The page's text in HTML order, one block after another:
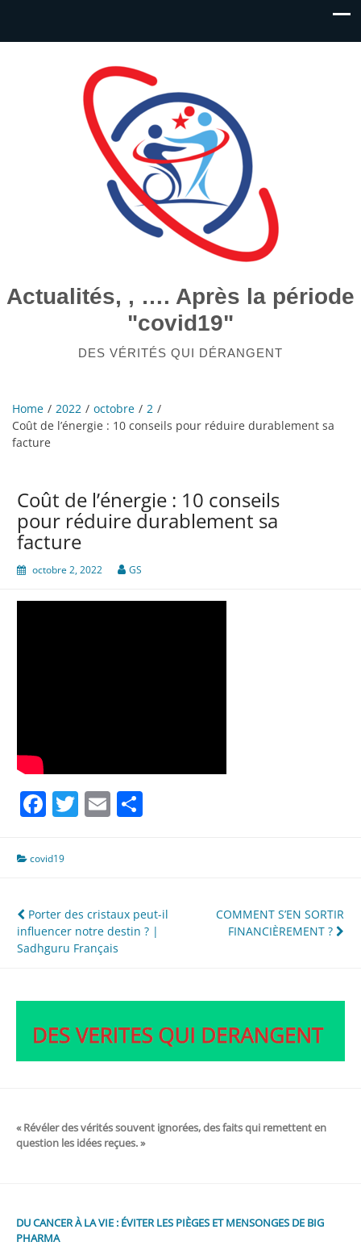
Actualités, , …. Après la période
"covid19"
DES VÉRITÉS QUI DÉRANGENT
Home 2022 octobre
2
Coût de l’énergie : 10 conseils pour réduire durablement sa
facture
Coût de l’énergie : 10 conseils
pour réduire durablement sa
facture
octobre 2, 2022 GS
Facebook
Twitter
Email
covid19
Navigation
de
Porter des cristaux peut-il
influencer notre destin ? |
Sadhguru Français
COMMENT S’EN SORTIR
FINANCIÈREMENT ?
« Révéler des vérités souvent ignorées, des faits qui remettent en
question les idées reçues. »
DU CANCER À LA VIE : ÉVITER LES PIÈGES ET MENSONGES DE BIG
PHARMA